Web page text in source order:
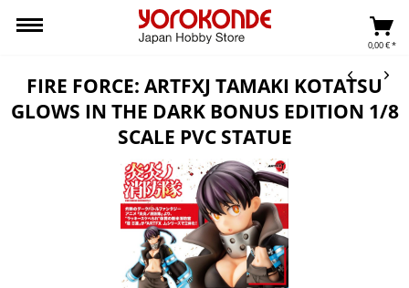
0,00 € *
FIRE FORCE: ARTFXJ TAMAKI KOTATSU
GLOWS IN THE DARK BONUS EDITION 1/8
SCALE PVC STATUE